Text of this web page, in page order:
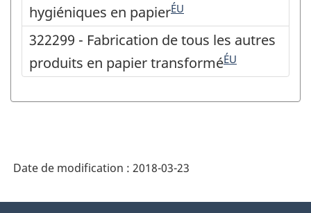
hygiéniques en papierÉU
322299 - Fabrication de tous les autres
produits en papier transforméÉU
Date de modification : 2018-03-23